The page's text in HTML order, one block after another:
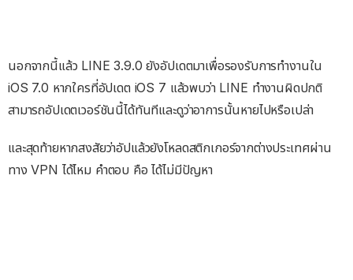
นอกจากนี้แล้ว LINE 3.9.0 ยังอัปเดตมาเพื่อรองรับการทำงานใน
iOS 7.0 หากใครที่อัปเดต iOS 7 แล้วพบว่า LINE ทำงานผิดปกติ
สามารถอัปเดตเวอร์ชันนี้ได้ทันทีและดูว่าอาการนั้นหายไปหรือเปล่า
และสุดท้ายหากสงสัยว่าอัปแล้วยังโหลดสติกเกอร์จากต่างประเทศผ่าน
ทาง VPN ได้ไหม คำตอบ คือ ได้ไม่มีปัญหา